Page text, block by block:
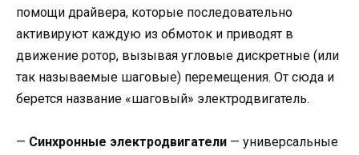
помощи драйвера, которые последовательно
активируют каждую из обмоток и приводят в
движение ротор, вызывая угловые дискретные (или
так называемые шаговые) перемещения. От сюда и
берется название «шаговый» электродвигатель.
— Синхронные электродвигатели — универсальные